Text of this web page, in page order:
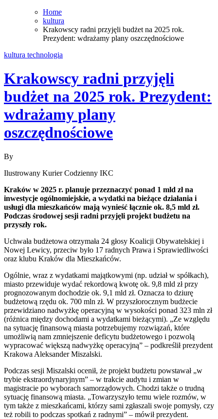
Home
kultura
Krakowscy radni przyjęli budżet na 2025 rok.
Prezydent: wdrażamy plany oszczędnościowe
kultura technologia
Krakowscy radni przyjęli
budżet na 2025 rok. Prezydent:
wdrażamy plany
oszczędnościowe
By
Ilustrowany Kurier Codzienny IKC
Kraków w 2025 r. planuje przeznaczyć ponad 1 mld zł na
inwestycje ogólnomiejskie, a wydatki na bieżące działania i
usługi dla mieszkańców mają wynieść łącznie ok. 8,5 mld zł.
Podczas środowej sesji radni przyjęli projekt budżetu na
przyszły rok.
Uchwała budżetowa otrzymała 24 głosy Koalicji Obywatelskiej i
Nowej Lewicy, przeciw było 17 radnych Prawa i Sprawiedliwości
oraz klubu Kraków dla Mieszkańców.
Ogólnie, wraz z wydatkami majątkowymi (np. udział w spółkach),
miasto przewiduje wydać rekordową kwotę ok. 9,8 mld zł przy
prognozowanym dochodzie ok. 9,1 mld zł. Oznacza to dziurę
budżetową rzędu ok. 700 mln zł. W przyszłorocznym budżecie
przewidziano nadwyżkę operacyjną w wysokości ponad 323 mln zł
(różnica między dochodami a wydatkami bieżącymi). „Ze względu
na sytuację finansową miasta potrzebujemy rozwiązań, które
umożliwią nam zmniejszenie deficytu budżetowego i pozwolą
wypracować większą nadwyżkę operacyjną” – podkreślił prezydent
Krakowa Aleksander Miszalski.
Podczas sesji Miszalski ocenił, że projekt budżetu powstawał „w
trybie ekstraordynaryjnym” – w trakcie audytu i zmian w
magistracie po wyborach samorządowych. Chodzi także o trudną
sytuację finansową miasta. „Towarzyszyło temu wiele rozmów, w
tym także z mieszkańcami, którzy sami zgłaszali swoje pomysły, czy
też robili to podczas spotkań z radnymi” – mówił prezydent.